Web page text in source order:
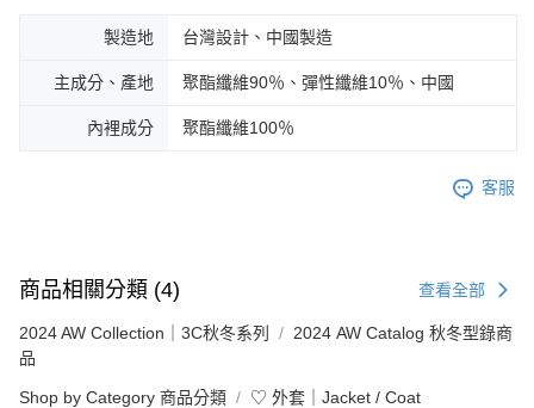
製造地 台灣設計、中國製造
主成分、產地 聚酯纖維90％、彈性纖維10％、中國
內裡成分 聚酯纖維100％
客服
商品相關分類 (4) 查看全部
2024 AW Collection｜3C秋冬系列
2024 AW Catalog 秋冬型錄商
品
Shop by Category 商品分類 ♡ 外套｜Jacket / Coat